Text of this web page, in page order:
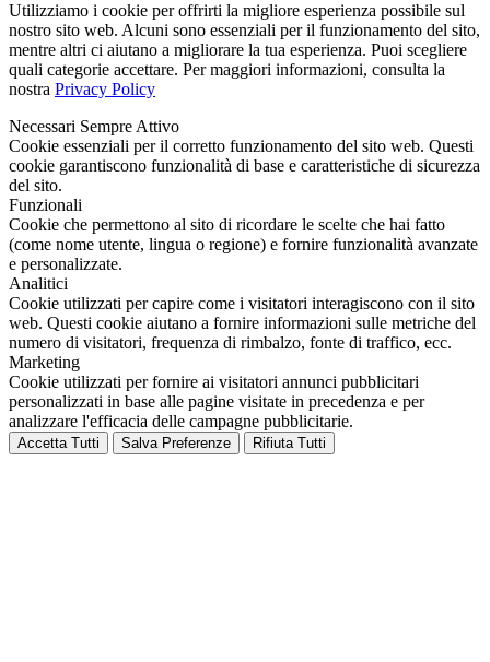
Utilizziamo i cookie per offrirti la migliore esperienza possibile sul
nostro sito web. Alcuni sono essenziali per il funzionamento del sito,
mentre altri ci aiutano a migliorare la tua esperienza. Puoi scegliere
quali categorie accettare. Per maggiori informazioni, consulta la
nostra Privacy Policy
Necessari Sempre Attivo
Cookie essenziali per il corretto funzionamento del sito web. Questi
cookie garantiscono funzionalità di base e caratteristiche di sicurezza
del sito.
Funzionali
Cookie che permettono al sito di ricordare le scelte che hai fatto
(come nome utente, lingua o regione) e fornire funzionalità avanzate
e personalizzate.
Analitici
Cookie utilizzati per capire come i visitatori interagiscono con il sito
web. Questi cookie aiutano a fornire informazioni sulle metriche del
numero di visitatori, frequenza di rimbalzo, fonte di traffico, ecc.
Marketing
Cookie utilizzati per fornire ai visitatori annunci pubblicitari
personalizzati in base alle pagine visitate in precedenza e per
analizzare l'efficacia delle campagne pubblicitarie.
Accetta Tutti Salva Preferenze Rifiuta Tutti